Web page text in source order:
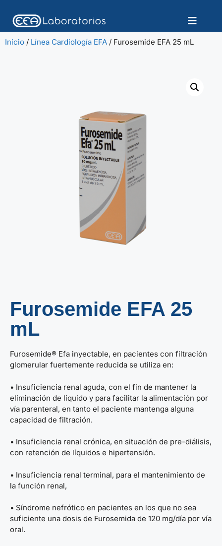
Inicio / Línea Cardiología EFA / Furosemide EFA 25 mL
Furosemide EFA 25
mL
Furosemide® Efa inyectable, en pacientes con filtración
glomerular fuertemente reducida se utiliza en:
• Insuficiencia renal aguda, con el fin de mantener la
eliminación de líquido y para facilitar la alimentación por
vía parenteral, en tanto el paciente mantenga alguna
capacidad de filtración.
• Insuficiencia renal crónica, en situación de pre-diálisis,
con retención de líquidos e hipertensión.
• Insuficiencia renal terminal, para el mantenimiento de
la función renal,
• Síndrome nefrótico en pacientes en los que no sea
suficiente una dosis de Furosemida de 120 mg/día por vía
oral.